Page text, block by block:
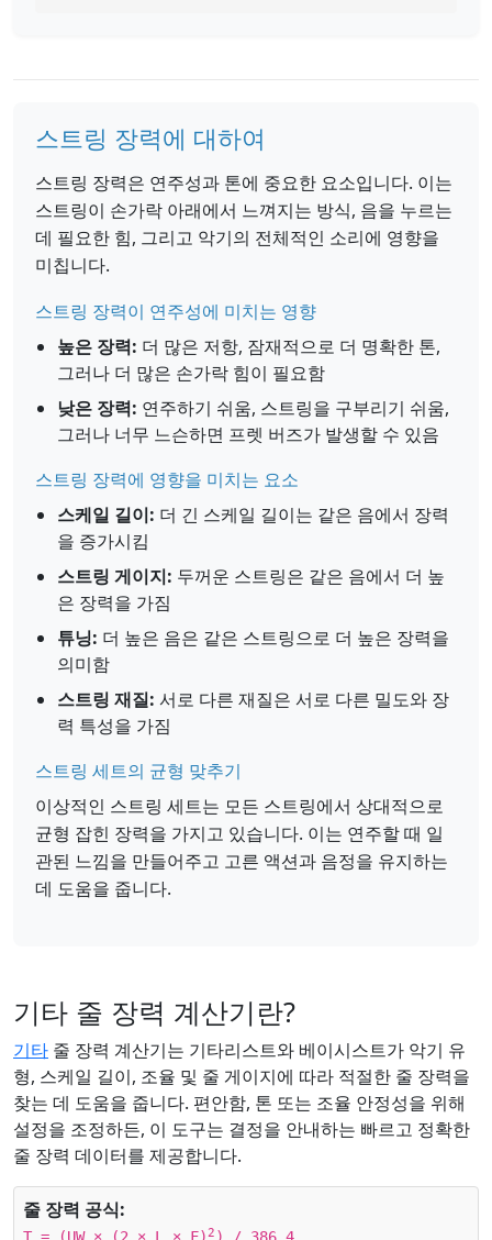
스트링 장력에 대하여
스트링 장력은 연주성과 톤에 중요한 요소입니다. 이는
스트링이 손가락 아래에서 느껴지는 방식, 음을 누르는
데 필요한 힘, 그리고 악기의 전체적인 소리에 영향을
미칩니다.
스트링 장력이 연주성에 미치는 영향
높은 장력: 더 많은 저항, 잠재적으로 더 명확한 톤,
그러나 더 많은 손가락 힘이 필요함
낮은 장력: 연주하기 쉬움, 스트링을 구부리기 쉬움,
그러나 너무 느슨하면 프렛 버즈가 발생할 수 있음
스트링 장력에 영향을 미치는 요소
스케일 길이: 더 긴 스케일 길이는 같은 음에서 장력
을 증가시킴
스트링 게이지: 두꺼운 스트링은 같은 음에서 더 높
은 장력을 가짐
튜닝: 더 높은 음은 같은 스트링으로 더 높은 장력을
의미함
스트링 재질: 서로 다른 재질은 서로 다른 밀도와 장
력 특성을 가짐
스트링 세트의 균형 맞추기
이상적인 스트링 세트는 모든 스트링에서 상대적으로
균형 잡힌 장력을 가지고 있습니다. 이는 연주할 때 일
관된 느낌을 만들어주고 고른 액션과 음정을 유지하는
데 도움을 줍니다.
기타 줄 장력 계산기란?
기타 줄 장력 계산기는 기타리스트와 베이시스트가 악기 유
형, 스케일 길이, 조율 및 줄 게이지에 따라 적절한 줄 장력을
찾는 데 도움을 줍니다. 편안함, 톤 또는 조율 안정성을 위해
설정을 조정하든, 이 도구는 결정을 안내하는 빠르고 정확한
줄 장력 데이터를 제공합니다.
줄 장력 공식:
2